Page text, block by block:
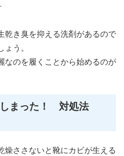
乾き臭を抑える洗剤があるので
う。
なのを履くことから始めるのが
まった！ 対処法
燥ささないと靴にカビが生える